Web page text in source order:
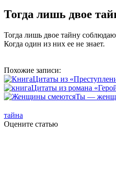
Тогда лишь двое
Тогда лишь двое тайну
Когда один из них ее не знает.
Похожие записи:
Цитаты из
Цитаты из романа
Ты —
тайна
Оцените статью